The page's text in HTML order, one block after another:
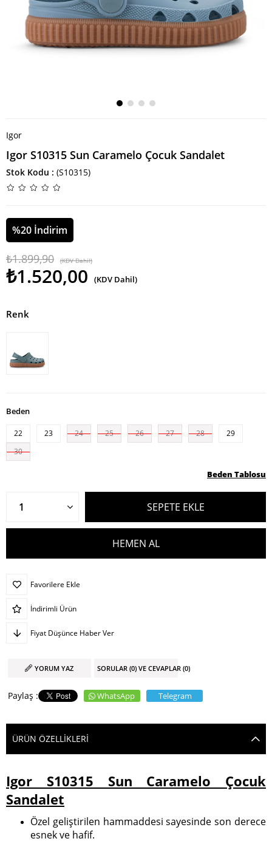
Igor
Igor S10315 Sun Caramelo Çocuk Sandalet
Stok Kodu (S10315)
%20 İndirim
₺1.899,90 (KDV Dahil)
₺1.520,00 (KDV Dahil)
Renk
Beden
22 23 24 25 26 27 28
29
30
Beden Tablosu
Favorilere Ekle
İndirimli Ürün
Fiyat Düşünce Haber Ver
YORUM YAZ SORULAR (0) VE CEVAPLAR (0)
WhatsApp Telegram
ÜRÜN ÖZELLIKLERI
Igor S10315 Sun Caramelo Çocuk
Sandalet
Özel geliştirilen hammaddesi sayesinde son derece
esnek ve hafif.